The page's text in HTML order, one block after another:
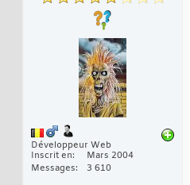
Développeur Web
Inscrit en
Mars 2004
Messages
3 610